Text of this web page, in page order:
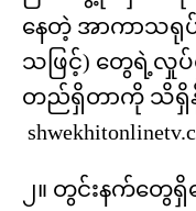
နေတဲ့ အာကာသရုပ်ဝ
သဖြင့်) တွေရဲ့လှု
တည်ရှိတာကို သိရှိနို
၂။ တွင်းနက်တွေ